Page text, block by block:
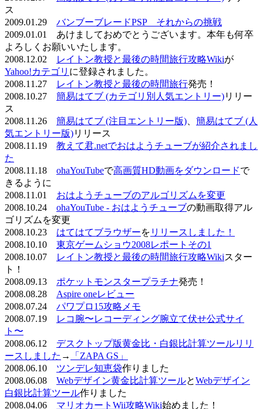
ス
2009.01.29 バンブーブレードPSP それからの挑戦
2009.01.01 あけましておめでとうございます。本年も何卒
よろしくお願いいたします。
2008.12.02
レイトン教授と最後の時間旅行攻略Wikiが
Yahoo!カテゴリ に登録されました。
2008.11.27
レイトン教授と最後の時間旅行発売！
2008.10.27 簡易はてブ (カテゴリ別人気エントリー)リリー
ス
2008.11.26 簡易はてブ (注目エントリー版)
簡易はてブ (人
気エントリー版)リリース
2008.11.19 教えて君.netでおはようチューブが紹介されまし
た
2008.11.18 ohaYouTubeで高画質HD動画をダウンロードで
きるように
2008.11.01 おはようチューブのアルゴリズムを変更
2008.10.24 ohaYouTube - おはようチューブの動画取得アル
ゴリズムを変更
2008.10.23 はてはてブラウザーを リリースしました！
2008.10.10 東京ゲームショウ2008レポートその1
2008.10.07
レイトン教授と最後の時間旅行攻略Wikiスター
ト！
2008.09.13 ポケットモンスタープラチナ発売！
2008.08.28 Aspire oneレビュー
2008.07.24 パワプロ15攻略メモ
2008.07.19
レコ腕〜レコーディング腕立て伏せ公式サイ
ト〜
2008.06.12 デスクトップ版黄金比・白銀比計算ツールリリ
ースしました →
「ZAPA GS」
2008.06.10 ツンデレ知恵袋作りました
2008.06.08 Webデザイン黄金比計算ツールとWebデザイン
白銀比計算ツール作りました
2008.04.06 マリオカートWii攻略Wiki始めました！